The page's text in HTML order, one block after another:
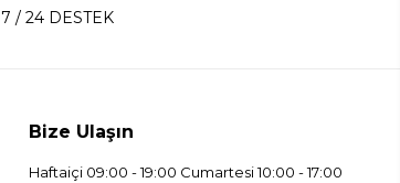
7 / 24 DESTEK
Bize Ulaşın
Haftaiçi 09:00 - 19:00 Cumartesi 10:00 - 17:00